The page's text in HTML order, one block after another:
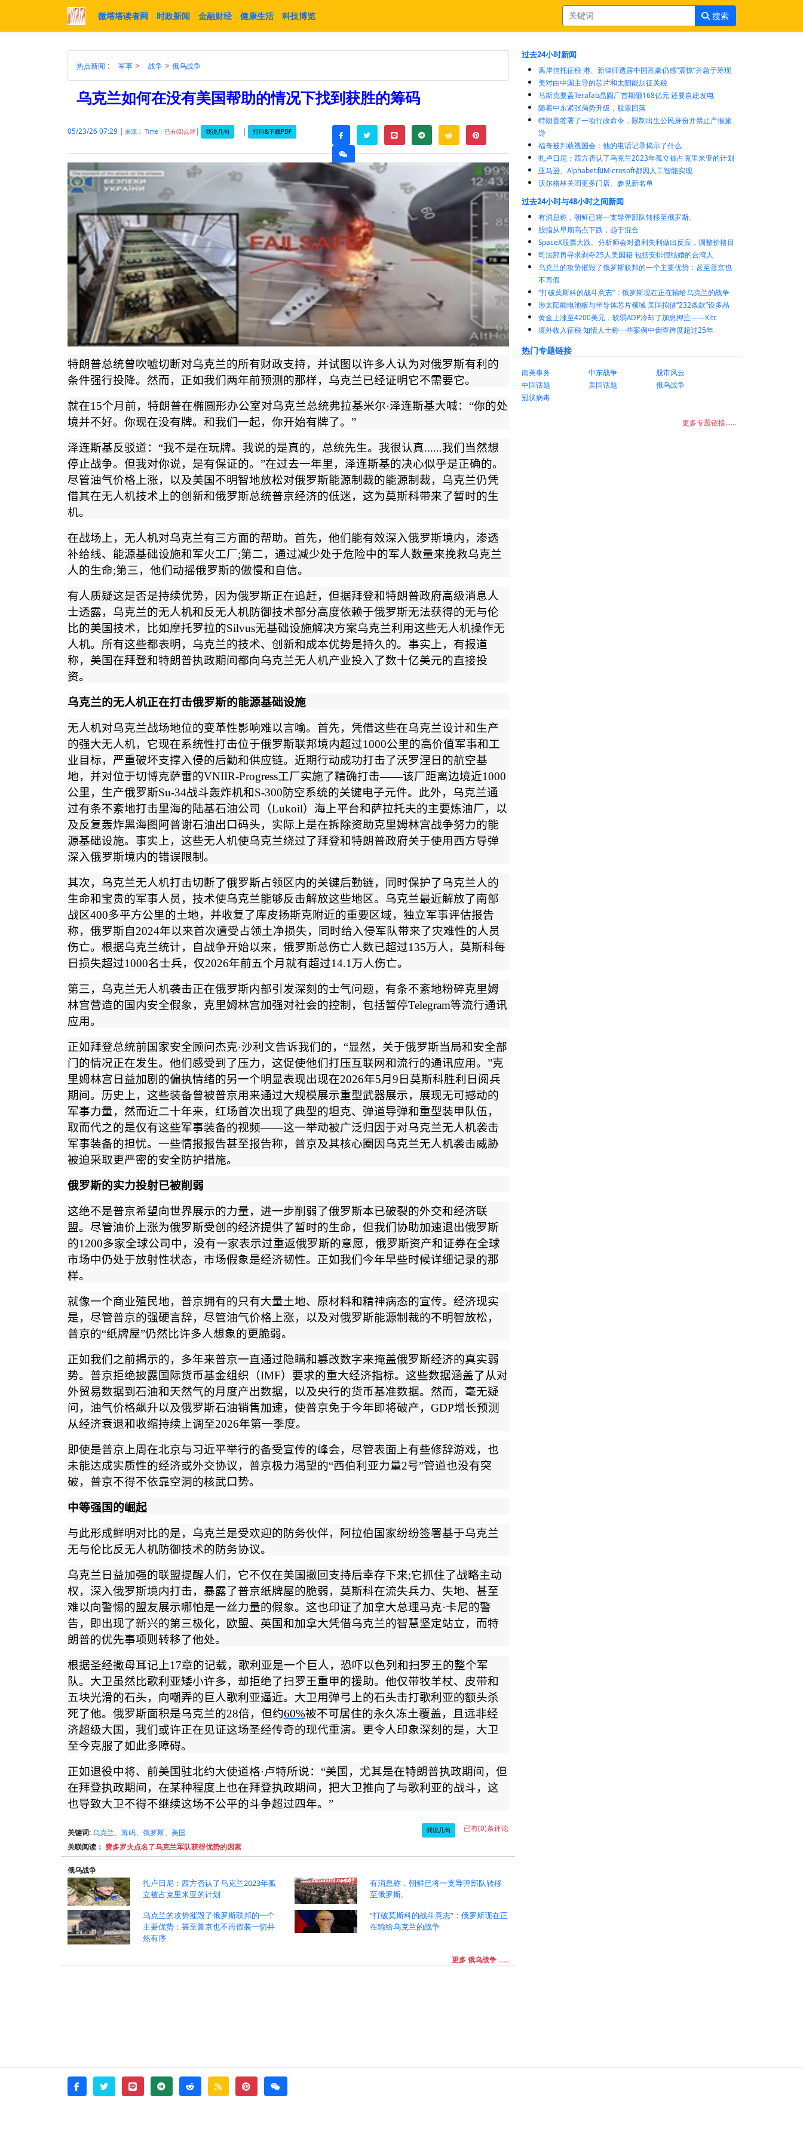
微塔塔读者网 时政新闻 金融财经 健康生活 科技博览 搜索
热点新闻 : 军事> 战争 > 俄乌战争
乌克兰如何在没有美国帮助的情况下找到获胜的筹码
05/23/26 07:29 | 来源： Time | 已有(0)点评| 我说几句 | 打印&下载PDF facebooktwitterline telegramreddit pinterest
weixin
特朗普总统曾吹嘘切断对乌克兰的所有财政支持，并试图以许多人认为对俄罗斯有利的
条件强行投降。然而，正如我们两年前预测的那样，乌克兰已经证明它不需要它。
就在15个月前，特朗普在椭圆形办公室对乌克兰总统弗拉基米尔·泽连斯基大喊： “你的处
境并不好。你现在没有牌。和我们一起，你开始有牌了。 ”
泽连斯基反驳道： “我不是在玩牌。我说的是真的，总统先生。我很认真......我们当然想
停止战争。但我对你说，是有保证的。 ”在过去一年里，泽连斯基的决心似乎是正确的。
尽管油气价格上涨，以及美国不明智地放松对俄罗斯能源制裁的能源制裁，乌克兰仍凭
借其在无人机技术上的创新和俄罗斯总统普京经济的低迷，这为莫斯科带来了暂时的生
机。
在战场上，无人机对乌克兰有三方面的帮助。首先，他们能有效深入俄罗斯境内，渗透
补给线、能源基础设施和军火工厂;第二，通过减少处于危险中的军人数量来挽救乌克兰
人的生命;第三，他们动摇俄罗斯的傲慢和自信。
有人质疑这是否是持续优势，因为俄罗斯正在追赶，但据拜登和特朗普政府高级消息人
士透露，乌克兰的无人机和反无人机防御技术部分高度依赖于俄罗斯无法获得的无与伦
比的美国技术，比如摩托罗拉的Silvus无基础设施解决方案乌克兰利用这些无人机操作无
人机。所有这些都表明，乌克兰的技术、创新和成本优势是持久的。事实上，有报道
称，美国在拜登和特朗普执政期间都向乌克兰无人机产业投入了数十亿美元的直接投
资。
乌克兰的无人机正在打击俄罗斯的能源基础设施
无人机对乌克兰战场地位的变革性影响难以言喻。首先，凭借这些在乌克兰设计和生产
的强大无人机，它现在系统性打击位于俄罗斯联邦境内超过1000公里的高价值军事和工
业目标，严重破坏支撑入侵的后勤和供应链。近期行动成功打击了沃罗涅日的航空基
地，并对位于切博克萨雷的VNIIR-Progress工厂实施了精确打击——该厂距离边境近1000
公里，生产俄罗斯Su-34战斗轰炸机和S-300防空系统的关键电子元件。此外，乌克兰通
过有条不紊地打击里海的陆基石油公司（Lukoil）海上平台和萨拉托夫的主要炼油厂，以
及反复轰炸黑海图阿普谢石油出口码头，实际上是在拆除资助克里姆林宫战争努力的能
源基础设施。事实上，这些无人机使乌克兰绕过了拜登和特朗普政府关于使用西方导弹
深入俄罗斯境内的错误限制。
其次，乌克兰无人机打击切断了俄罗斯占领区内的关键后勤链，同时保护了乌克兰人的
生命和宝贵的军事人员，技术使乌克兰能够反击解放这些地区。乌克兰最近解放了南部
战区400多平方公里的土地，并收复了库皮扬斯克附近的重要区域，独立军事评估报告
称，俄罗斯自2024年以来首次遭受占领土净损失，同时给入侵军队带来了灾难性的人员
伤亡。根据乌克兰统计，自战争开始以来，俄罗斯总伤亡人数已超过135万人，莫斯科每
日损失超过1000名士兵，仅2026年前五个月就有超过14.1万人伤亡。
第三，乌克兰无人机袭击正在俄罗斯内部引发深刻的士气问题，有条不紊地粉碎克里姆
林宫营造的国内安全假象，克里姆林宫加强对社会的控制，包括暂停Telegram等流行通讯
应用。
正如拜登总统前国家安全顾问杰克·沙利文告诉我们的， “显然，关于俄罗斯当局和安全部
门的情况正在发生。他们感受到了压力，这促使他们打压互联网和流行的通讯应用。 ”克
里姆林宫日益加剧的偏执情绪的另一个明显表现出现在2026年5月 9 日莫斯科胜利日阅兵
期间。历史上，这些装备曾被普京用来通过大规模展示重型武器展示，展现无可撼动的
军事力量，然而近二十年来，红场首次出现了典型的坦克、弹道导弹和重型装甲队伍，
取而代之的是仅有这些军事装备的视频——这一举动被广泛归因于对乌克兰无人机袭击
军事装备的担忧。一些情报报告甚至报告称，普京及其核心圈因乌克兰无人机袭击威胁
被迫采取更严密的安全防护措施。
俄罗斯的实力投射已被削弱
这绝不是普京希望向世界展示的力量，进一步削弱了俄罗斯本已破裂的外交和经济联
盟。尽管油价上涨为俄罗斯受创的经济提供了暂时的生命，但我们协助加速退出俄罗斯
的1200多家全球公司中，没有一家表示过重返俄罗斯的意愿，俄罗斯资产和证券在全球
市场中仍处于放射性状态，市场假象是经济韧性。 正如我们今年早些时候详细记录的那
样。
就像一个商业殖民地，普京拥有的只有大量土地、原材料和精神病态的宣传。经济现实
是，尽管普京的强硬言辞，尽管油气价格上涨，以及对俄罗斯能源制裁的不明智放松，
普京的“纸牌屋”仍然比许多人想象的更脆弱。
正如我们之前揭示的，多年来普京一直通过隐瞒和篡改数字来掩盖俄罗斯经济的真实弱
势。普京拒绝披露国际货币基金组织（IMF）要求的重大经济指标。这些数据涵盖了从对
外贸易数据到石油和天然气的月度产出数据，以及央行的货币基准数据。然而，毫无疑
问，油气价格飙升以及俄罗斯石油销售加速，使普京免于今年即将破产， GDP增长预测
从经济衰退和收缩持续上调至2026年第一季度。
即使是普京上周在北京与习近平举行的备受宣传的峰会，尽管表面上有些修辞游戏，也
未能达成实质性的经济或外交协议，普京极力渴望的“西伯利亚力量2号”管道也没有突
破，普京不得不依靠空洞的核武口势。
中等强国的崛起
与此形成鲜明对比的是，乌克兰是受欢迎的防务伙伴，阿拉伯国家纷纷签署基于乌克兰
无与伦比反无人机防御技术的防务协议。
乌克兰日益加强的联盟提醒人们，它不仅在美国撤回支持后幸存下来;它抓住了战略主动
权，深入俄罗斯境内打击，暴露了普京纸牌屋的脆弱，莫斯科在流失兵力、失地、甚至
难以向警惕的盟友展示哪怕是一丝力量的假象。这也印证了加拿大总理马克·卡尼的警
告，即出现了新兴的第三极化，欧盟、英国和加拿大凭借乌克兰的智慧坚定站立，而特
朗普的优先事项则转移了他处。
根据圣经撒母耳记上17章的记载，歌利亚是一个巨人，恐吓以色列和扫罗王的整个军
队。大卫虽然比歌利亚矮小许多，却拒绝了扫罗王重甲的援助。他仅带牧羊杖、皮带和
五块光滑的石头，向嘲弄的巨人歌利亚逼近。大卫用弹弓上的石头击打歌利亚的额头杀
死了他。俄罗斯面积是乌克兰的28倍，但约60%被不可居住的永久冻土覆盖，且远非经
济超级大国，我们或许正在见证这场圣经传奇的现代重演。更令人印象深刻的是，大卫
至今克服了如此多障碍。
正如退役中将、前美国驻北约大使道格·卢特所说： “美国，尤其是在特朗普执政期间，但
在拜登执政期间，在某种程度上也在拜登执政期间，把大卫推向了与歌利亚的战斗，这
也导致大卫不得不继续这场不公平的斗争超过四年。 ”
关键词: 乌克兰、筹码、俄罗斯、美国 我说几句 已有(0)条评论
关联阅读： 费多罗夫点名了乌克兰军队获得优势的因素
俄乌战争
扎卢日尼：西方否认了乌克兰2023年孤
立被占克里米亚的计划
有消息称，朝鲜已将一支导弹部队转移
至俄罗斯。
乌克兰的攻势摧毁了俄罗斯联邦的一个
主要优势：甚至普京也不再假装一切井
然有序
“打破莫斯科的战斗意志”：俄罗斯现在正
在输给乌克兰的战争
更多 俄乌战争 ......
过去24小时新闻
离岸信托征税 港、新律师透露中国富豪仍感“震惊”并急于筹现
美对由中国主导的芯片和太阳能加征关税
马斯克要盖Terafab晶圆厂首期砸168亿元 还要自建发电
随着中东紧张局势升级，股票回落
特朗普签署了一项行政命令，限制出生公民身份并禁止产假旅
游
福奇被判藐视国会：他的电话记录揭示了什么
扎卢日尼：西方否认了乌克兰2023年孤立被占克里米亚的计划
亚马逊、Alphabet和Microsoft都因人工智能实现
沃尔格林关闭更多门店。参见新名单
过去24小时与48小时之间新闻
有消息称，朝鲜已将一支导弹部队转移至俄罗斯。
股指从早期高点下跌，趋于混合
SpaceX股票大跌。分析师会对盈利失利做出反应，调整价格目
司法部再寻求剥夺25人美国籍 包括安排假结婚的台湾人
乌克兰的攻势摧毁了俄罗斯联邦的一个主要优势：甚至普京也
不再假
“打破莫斯科的战斗意志”：俄罗斯现在正在输给乌克兰的战争
涉太阳能电池板与半导体芯片领域 美国拟借“232条款”设多晶
黄金上涨至4200美元，软弱ADP冷却了加息押注——Kitc
境外收入征税 知情人士称一些案例中倒查跨度超过25年
热门专题链接
南美事务 中东战争
股市风云
中国话题
美国话题
俄乌战争
冠状病毒
更多专题链接......
facebook
twitter line telegramreddit rss pinterestweixin